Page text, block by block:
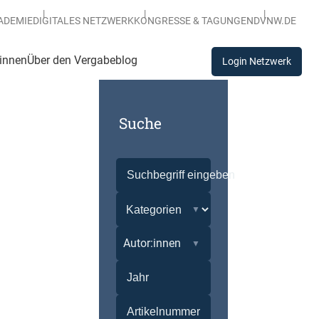
DIGITALES NETZWERKKONGRESSE & TAGUNGENDVNW.DE
Über den Vergabeblog Login Netzwerk
Suche
Autor:innen